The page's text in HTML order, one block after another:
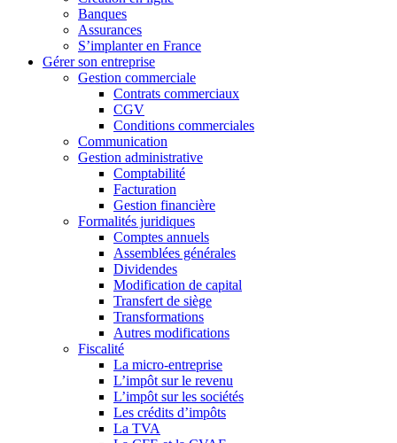
Banques
Assurances
S’implanter en France
Gérer son entreprise
Gestion commerciale
Contrats commerciaux
CGV
Conditions commerciales
Communication
Gestion administrative
Comptabilité
Facturation
Gestion financière
Formalités juridiques
Comptes annuels
Assemblées générales
Dividendes
Modification de capital
Transfert de siège
Transformations
Autres modifications
Fiscalité
La micro-entreprise
L’impôt sur le revenu
L’impôt sur les sociétés
Les crédits d’impôts
La TVA